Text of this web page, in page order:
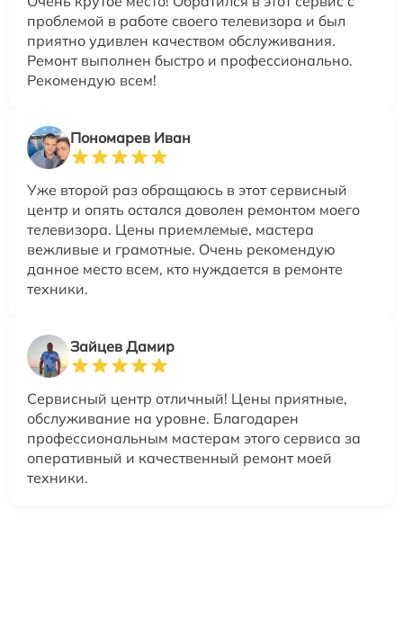
проблемой в работе своего телевизора и был
приятно удивлен качеством обслуживания.
Ремонт выполнен быстро и профессионально.
Рекомендую всем!
Пономарев Иван
Уже второй раз обращаюсь в этот сервисный
центр и опять остался доволен ремонтом моего
телевизора. Цены приемлемые, мастера
вежливые и грамотные. Очень рекомендую
данное место всем, кто нуждается в ремонте
техники.
Зайцев Дамир
Сервисный центр отличный! Цены приятные,
обслуживание на уровне. Благодарен
профессиональным мастерам этого сервиса за
оперативный и качественный ремонт моей
техники.